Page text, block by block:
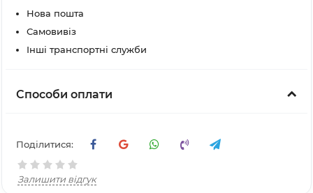
Нова пошта
Самовивіз
Інші транспортні служби
Способи оплати
Поділитися:
Залишити відгук